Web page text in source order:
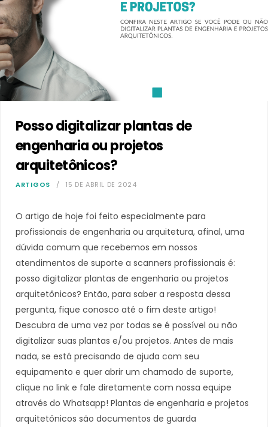
Posso digitalizar plantas de
engenharia ou projetos
arquitetônicos?
ARTIGOS 15 DE ABRIL DE 2024
O artigo de hoje foi feito especialmente para
profissionais de engenharia ou arquitetura, afinal, uma
dúvida comum que recebemos em nossos
atendimentos de suporte a scanners profissionais é:
posso digitalizar plantas de engenharia ou projetos
arquitetônicos? Então, para saber a resposta dessa
pergunta, fique conosco até o fim deste artigo!
Descubra de uma vez por todas se é possível ou não
digitalizar suas plantas e/ou projetos. Antes de mais
nada, se está precisando de ajuda com seu
equipamento e quer abrir um chamado de suporte,
clique no link e fale diretamente com nossa equipe
através do Whatsapp! Plantas de engenharia e projetos
arquitetônicos são documentos de guarda